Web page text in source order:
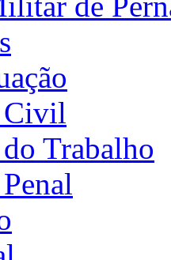
Civil
Trabalho